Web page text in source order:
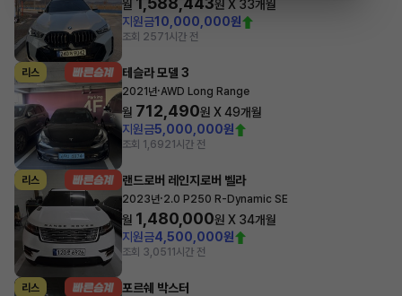
월 원 X 33개월
지원금10,000,000원
조회 2571시간 전
리스 테슬라 모델 3
2021년·AWD Long Range
월 712,490원 X49개월
지원금5,000,000원
조회 1,6921시간 전
리스 랜드로버 레인지로버 벨라
2023년·2.0 P250 R-Dynamic SE
월 1,480,000원 X 34개월
지원금4,500,000원
조회 3,051 1시간 전
리스 포르쉐 박스터